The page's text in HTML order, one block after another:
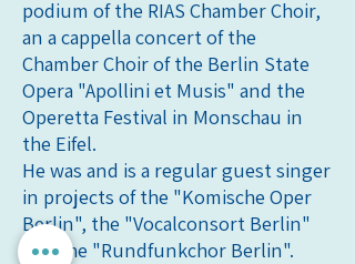
podium of the RIAS Chamber Choir,
an a cappella concert of the
Chamber Choir of the Berlin State
Opera "Apollini et Musis" and the
Operetta Festival in Monschau in
the Eifel.
He was and is a regular guest singer
in projects of the "Komische Oper
Berlin", the "Vocalconsort Berlin"
and the "Rundfunkchor Berlin".